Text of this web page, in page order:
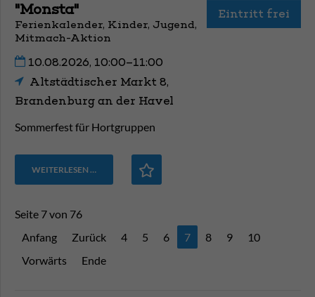
Eintritt frei
"Monsta"
Ferienkalender, Kinder, Jugend,
Mitmach-Aktion
10.08.2026, 10:00–11:00
Altstädtischer Markt 8,
Brandenburg an der Havel
Sommerfest für Hortgruppen
WEITERLESEN …
Seite 7 von 76
Anfang
Zurück 4 5 6 7 8 9
10
Vorwärts
Ende